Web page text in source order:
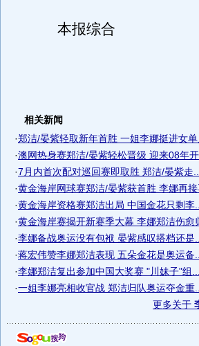
本报综合
相关新闻
·郑洁/晏紫轻取新年首胜 一姐李娜挺进女单
·澳网热身赛郑洁/晏紫轻松晋级 迎来08年
·7月内首次配对巡回赛即取胜 郑洁/晏紫走...
·黄金海岸网球赛郑洁/晏紫获首胜 李娜再
·黄金海岸资格赛郑洁出局 中国金花只剩李...
·黄金海岸赛揭开新赛季大幕 李娜郑洁伤愈
·李娜备战奥运没有包袱 晏紫感叹搭档还是...
·蒋宏伟赞李娜郑洁表现 五朵金花是奥运备...
·李娜郑洁复出参加中国大奖赛 "川妹子"组...
·一姐李娜亮相收官战 郑洁归队奥运夺金重...
更多关于